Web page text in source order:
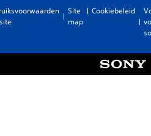
Site
map
Cookiebeleid